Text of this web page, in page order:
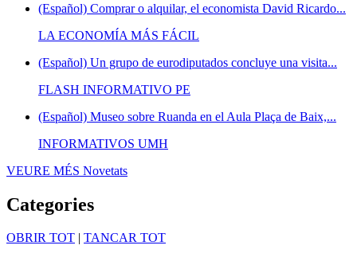
(Español) Comprar o alquilar, el economista David Ricardo...
LA ECONOMÍA MÁS FÁCIL
(Español) Un grupo de eurodiputados concluye una visita...
FLASH INFORMATIVO PE
(Español) Museo sobre Ruanda en el Aula Plaça de Baix,...
INFORMATIVOS UMH
VEURE MÉS Novetats
Categories
OBRIR TOT | TANCAR TOT